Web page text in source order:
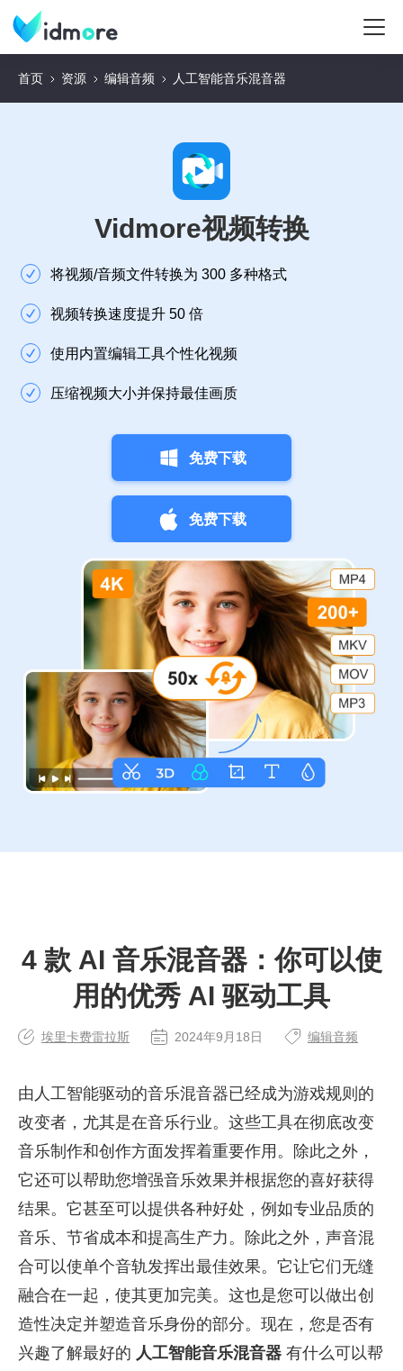
首页 资源 编辑音频 人工智能音乐混音器
Vidmore视频转换
将视频/音频文件转换为 300 多种格式
视频转换速度提升 50 倍
使用内置编辑工具个性化视频
压缩视频大小并保持最佳画质
免费下载
免费下载
4 款 AI 音乐混音器：你可以使
用的优秀 AI 驱动工具
埃里卡费雷拉斯 2024年9月18日 编辑音频
由人工智能驱动的音乐混音器已经成为游戏规则的
改变者，尤其是在音乐行业。这些工具在彻底改变
音乐制作和创作方面发挥着重要作用。除此之外，
它还可以帮助您增强音乐效果并根据您的喜好获得
结果。它甚至可以提供各种好处，例如专业品质的
音乐、节省成本和提高生产力。除此之外，声音混
合可以使单个音轨发挥出最佳效果。它让它们无缝
融合在一起，使其更加完美。这也是您可以做出创
造性决定并塑造音乐身份的部分。现在，您是否有
兴趣了解最好的 人工智能音乐混音器 有什么可以帮